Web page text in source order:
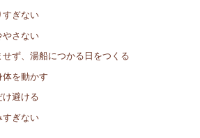
すぎない
やさない
ず、湯船につかる日をつくる
を動かす
け避ける
すぎない